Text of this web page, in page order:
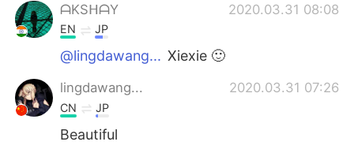
ᗩKSᕼᗩY 2020.03.31 08:08
EN JP
@lingdawang... Xiexie 🙂
lingdawang... 2020.03.31 07:26
CN JP
Beautiful